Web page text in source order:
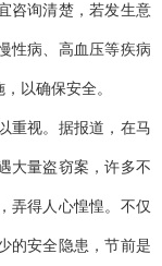
咨询清楚，若发生意
性病、高血压等疾病
以确保安全。
视。据报道，在马
大量盗窃案，许多不
弄得人心惶惶。不仅
的安全隐患，节前是